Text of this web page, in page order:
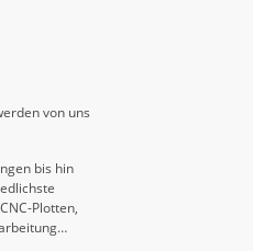
von uns
bis hin
Plotten,